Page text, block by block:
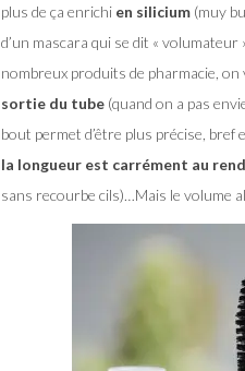
plus de ça enrichi en silicium (muy
d’un mascara qui se dit « volumateur
nombreux produits de pharmacie,
sortie du tube (quand on a pas
bout permet d’être plus précise,
la longueur est carrément au
sans recourbe cils)…Mais le volume